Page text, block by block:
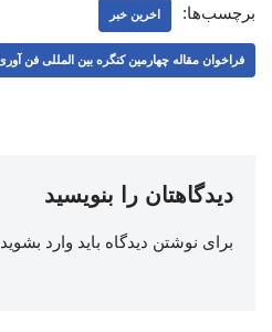
برچسب‌ها: اخرین خبر
فراخوان مقاله چهارمین کنگره بین المللی فن
دیدگاهتان را بنویسید
برای نوشتن دیدگاه باید وارد بشوید